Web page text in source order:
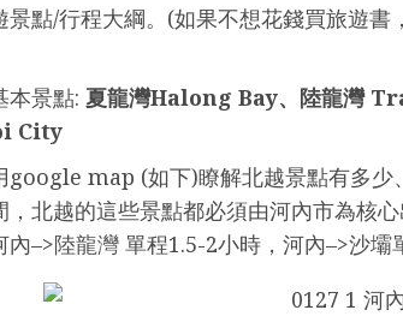
景點/行程大綱。(如果不想花錢買旅遊
本景點: 夏龍灣Halong Bay、陸龍灣
City
google map (如下)瞭解北越景點有多少
，北越的這些景點都必須由河內市為核
內–>陸龍灣 單程1.5-2小時，河內–>沙壩